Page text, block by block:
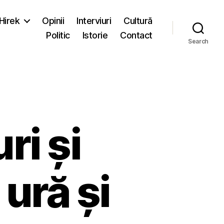
Opinii Interviuri
Cultură
Politic
Istorie Contact
Search
și
și